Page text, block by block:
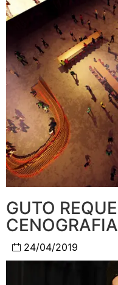
GUTO
24/04/2019